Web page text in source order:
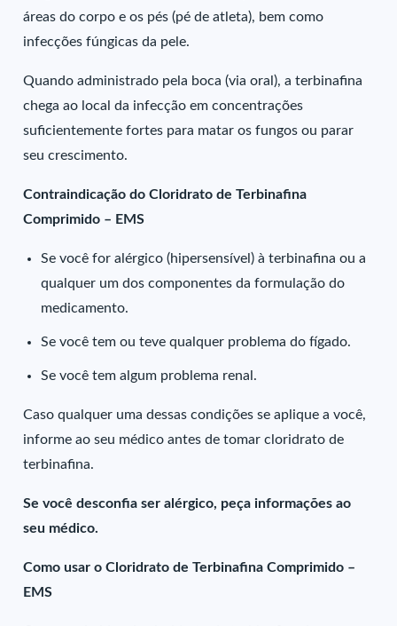
áreas do corpo e os pés (pé de atleta), bem como
infecções fúngicas da pele.
Quando administrado pela boca (via oral), a terbinafina
chega ao local da infecção em concentrações
suficientemente fortes para matar os fungos ou parar
seu crescimento.
Contraindicação do Cloridrato de Terbinafina
Comprimido – EMS
Se você for alérgico (hipersensível) à terbinafina ou a
qualquer um dos componentes da formulação do
medicamento.
Se você tem ou teve qualquer problema do fígado.
Se você tem algum problema renal.
Caso qualquer uma dessas condições se aplique a você,
informe ao seu médico antes de tomar cloridrato de
terbinafina.
Se você desconfia ser alérgico, peça informações ao
seu médico.
Como usar o Cloridrato de Terbinafina Comprimido –
EMS